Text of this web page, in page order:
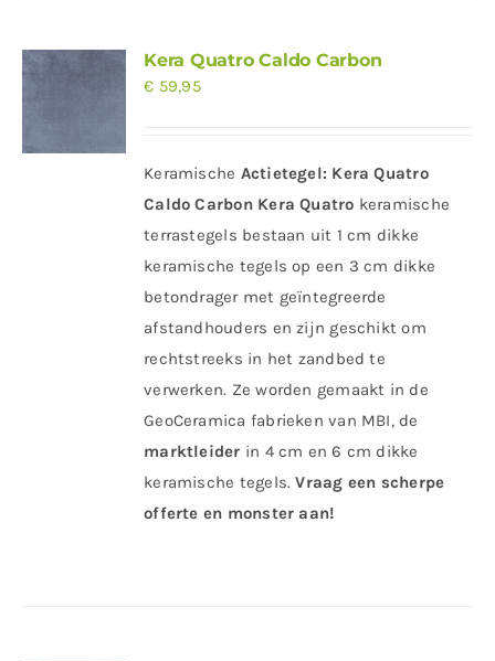
Kera Quatro Caldo Carbon
€ 59,95
Keramische Actietegel: Kera Quatro
Caldo Carbon Kera Quatro keramische
terrastegels bestaan uit 1 cm dikke
keramische tegels op een 3 cm dikke
betondrager met geïntegreerde
afstandhouders en zijn geschikt om
rechtstreeks in het zandbed te
verwerken. Ze worden gemaakt in de
GeoCeramica fabrieken van MBI, de
marktleider in 4 cm en 6 cm dikke
keramische tegels.Vraag een scherpe
offerte en monster aan!